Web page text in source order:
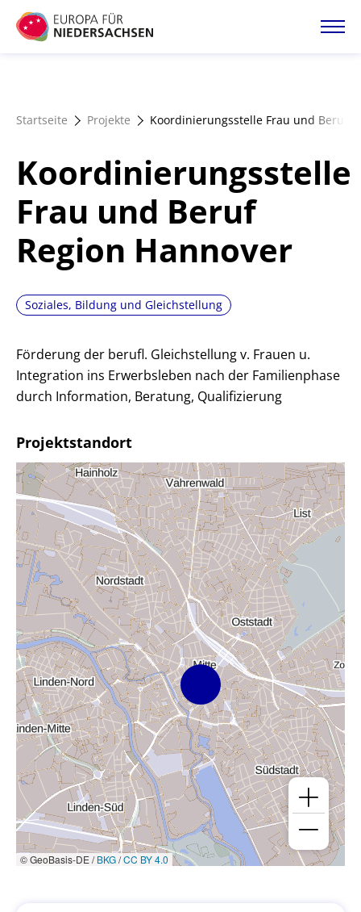
Direkt
zum
Förderangebote
Magazin
Startseite Projekte Koordinierungsstelle Frau und Beruf
Koordinierungsstelle
Frau und Beruf
Region Hannover
Soziales, Bildung und Gleichstellung
Förderung der berufl. Gleichstellung v. Frauen u.
Integration ins Erwerbsleben nach der Familienphase
durch Information, Beratung, Qualifizierung
Projektstandort
© GeoBasis-DE /BKG/CC BY 4.0